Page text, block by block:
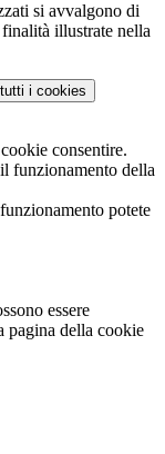
si avvalgono di
illustrate nella
i cookies
consentire.
funzionamento della
potete
essere
pagina della cookie